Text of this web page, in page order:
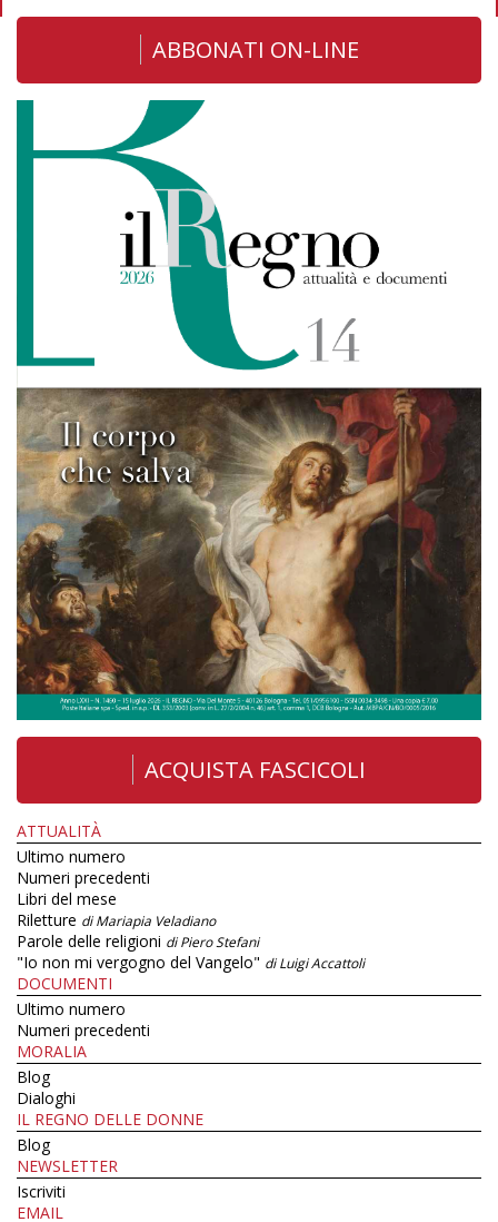
ABBONATI ON-LINE
ACQUISTA FASCICOLI
ATTUALITÀ
Ultimo numero
Numeri precedenti
Libri del mese
Riletture di Mariapia Veladiano
Parole delle religioni di Piero Stefani
"Io non mi vergogno del Vangelo" di Luigi Accattoli
DOCUMENTI
Ultimo numero
Numeri precedenti
MORALIA
Blog
Dialoghi
IL REGNO DELLE DONNE
Blog
NEWSLETTER
Iscriviti
EMAIL